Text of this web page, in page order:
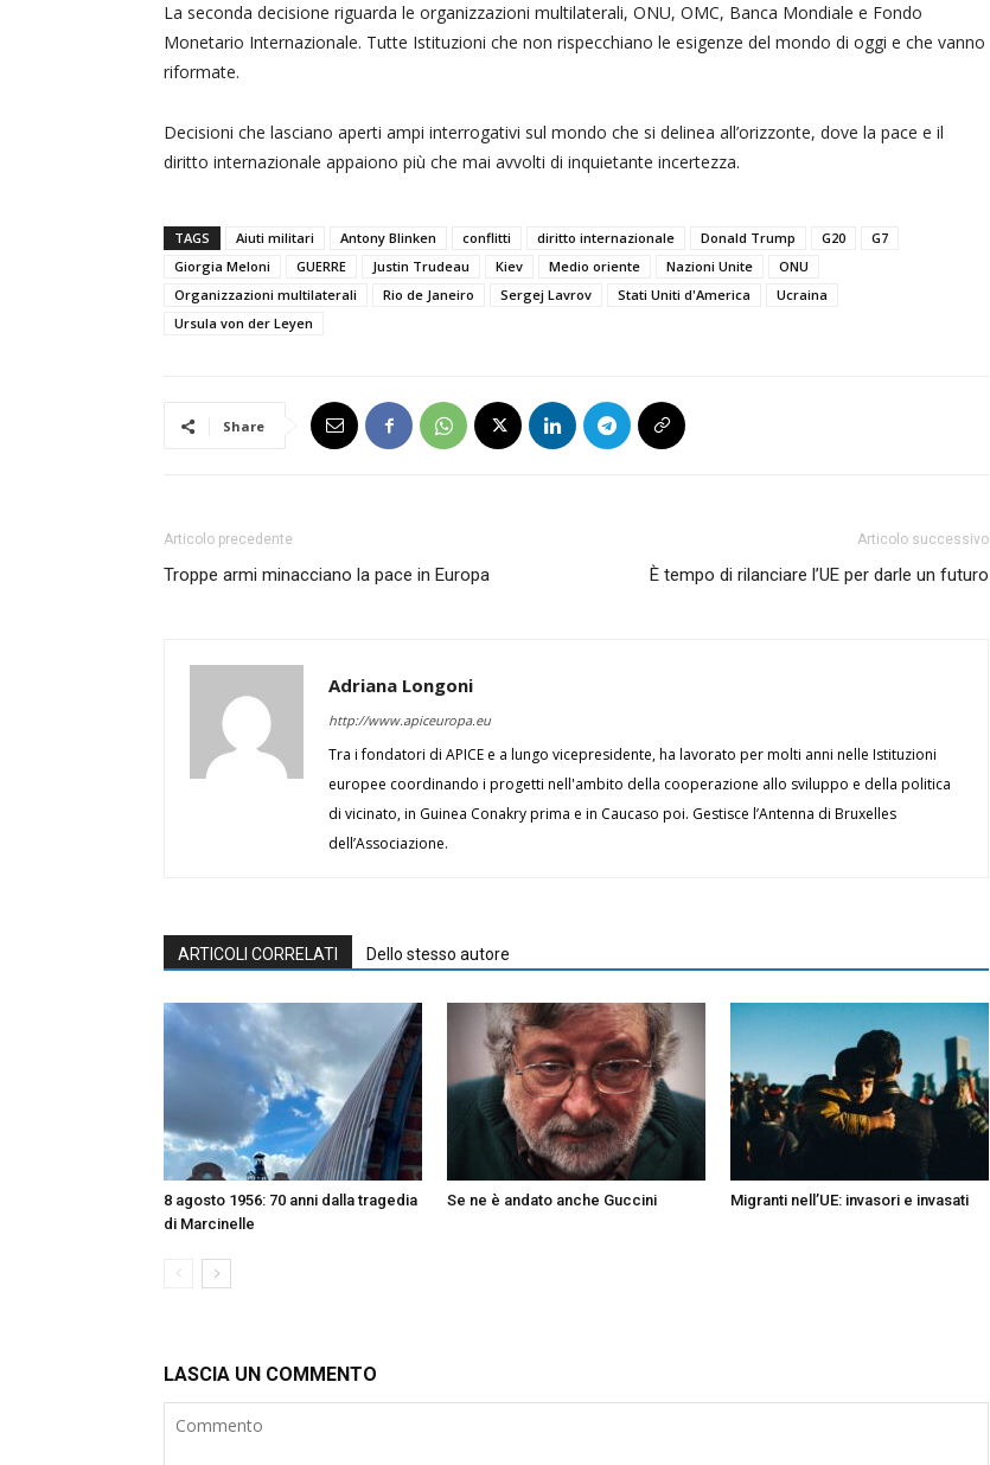
La seconda decisione riguarda le organizzazioni multilaterali, ONU, OMC, Banca Mondiale e Fondo
Monetario Internazionale. Tutte Istituzioni che non rispecchiano le esigenze del mondo di oggi e che vanno
riformate.
Decisioni che lasciano aperti ampi interrogativi sul mondo che si delinea all’orizzonte, dove la pace e il
diritto internazionale appaiono più che mai avvolti di inquietante incertezza.
TAGS Aiuti militari Antony Blinken conflitti diritto internazionale Donald Trump G20
G7
Giorgia Meloni
GUERRE Justin Trudeau Kiev Medio oriente Nazioni Unite
ONU
Organizzazioni multilaterali
Rio de Janeiro Sergej Lavrov Stati Uniti d'America
Ucraina
Ursula von der Leyen
Share
Articolo precedente
Troppe armi minacciano la pace in Europa
Articolo successivo
È tempo di rilanciare l’UE per darle un futuro
Adriana Longoni
http://www.apiceuropa.eu
Tra i fondatori di APICE e a lungo vicepresidente, ha lavorato per molti anni nelle Istituzioni
europee coordinando i progetti nell'ambito della cooperazione allo sviluppo e della politica
di vicinato, in Guinea Conakry prima e in Caucaso poi. Gestisce l’Antenna di Bruxelles
dell’Associazione.
ARTICOLI CORRELATI Dello stesso autore
8 agosto 1956: 70 anni dalla tragedia
di Marcinelle
Se ne è andato anche Guccini Migranti nell’UE: invasori e invasati
LASCIA UN COMMENTO